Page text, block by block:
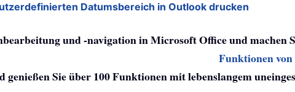
Datumsbereich in Outlook drucken
und -navigation in Microsoft Office und machen
Funktionen von
Sie über 100 Funktionen mit lebenslangem